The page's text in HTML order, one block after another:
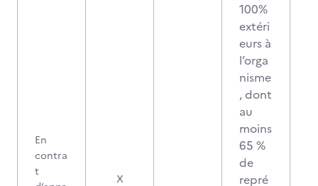
En
contra
t
X
100%
extéri
eurs à
l’orga
nisme
, dont
au
moins
65 %
de
repré